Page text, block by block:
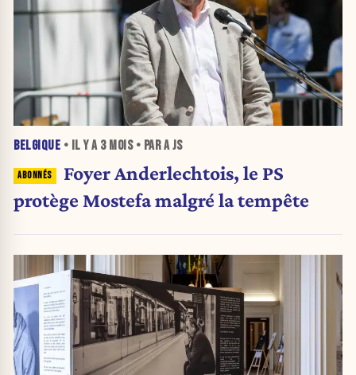
BELGIQUE • IL Y A 3 MOIS• PAR A JS
Foyer Anderlechtois, le PS
protège Mostefa malgré la tempête